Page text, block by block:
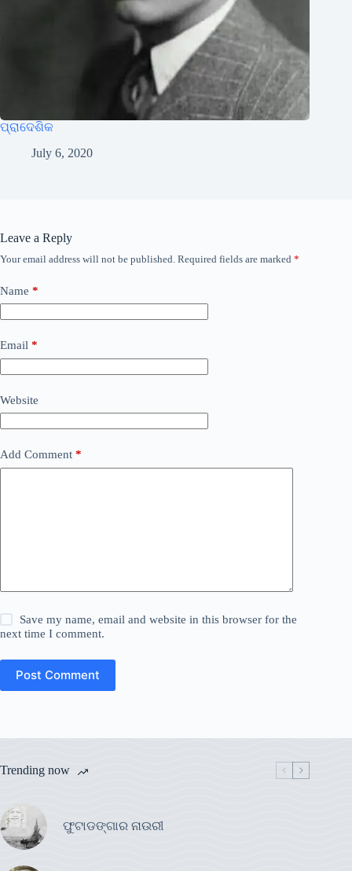
ପ୍ରାଦେଶିକ
July 6, 2020
Leave a Reply
Your email address will not be published. Required fields are marked *
Name *
Email *
Website
Add Comment *
Save my name, email and website in this browser for the
next time I comment.
Post Comment
Trending now
ଫୁଟାଡଙ୍ଗାର ନାଉରୀ